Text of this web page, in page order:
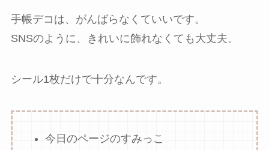
手帳デコは、がんばらなくていいです。
SNSのように、きれいに飾れなくても大丈夫。
シール1枚だけで十分なんです。
今日のページのすみっこ